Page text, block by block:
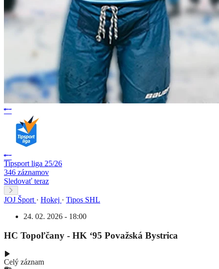
Tipsport liga 25/26
346 záznamov
Sledovať teraz
JOJ Šport · Hokej · Tipos SHL
24. 02. 2026 - 18:00
HC Topoľčany - HK ‘95 Považská Bystrica
Celý záznam